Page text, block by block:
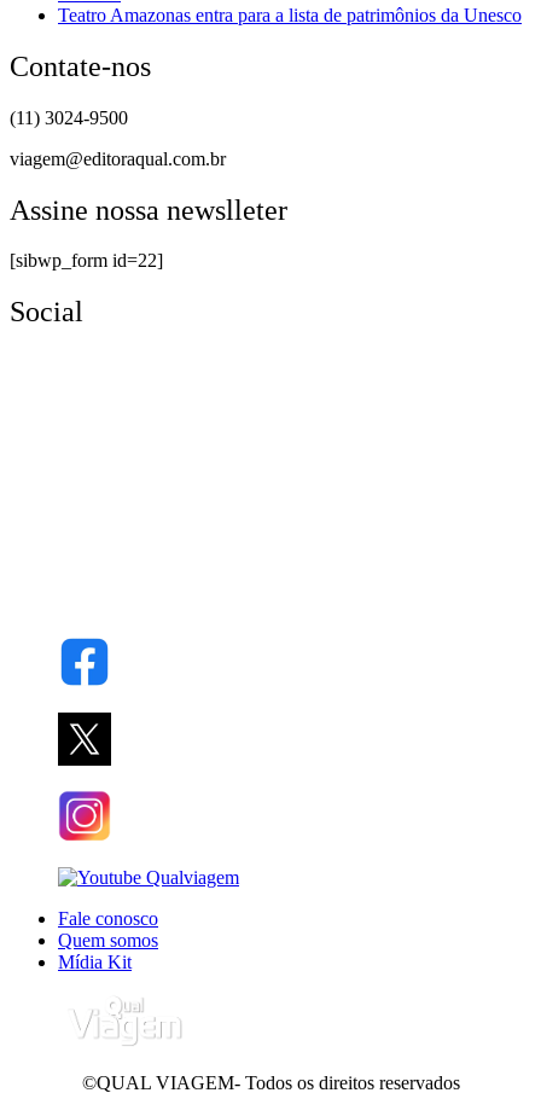
Teatro Amazonas entra para a lista de patrimônios da Unesco
Contate-nos
(11) 3024-9500
viagem@editoraqual.com.br
Assine nossa newslleter
[sibwp_form id=22]
Social
Fale conosco
Quem somos
Mídia Kit
©QUAL VIAGEM- Todos os direitos reservados